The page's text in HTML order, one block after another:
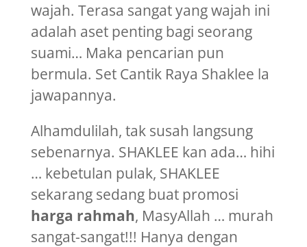
wajah. Terasa sangat yang wajah ini
adalah aset penting bagi seorang
suami… Maka pencarian pun
bermula. Set Cantik Raya Shaklee la
jawapannya.
Alhamdulilah, tak susah langsung
sebenarnya. SHAKLEE kan ada… hihi
… kebetulan pulak, SHAKLEE
sekarang sedang buat promosi
harga rahmah, MasyAllah … murah
sangat-sangat!!! Hanya dengan